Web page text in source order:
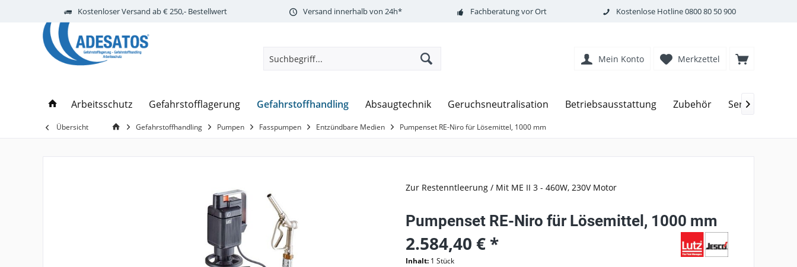
Kostenloser Versand ab € 250,- Bestellwert Versand innerhalb von 24h* Fachberatung vor Ort Kostenlose Hotline0800 80 50 900
Merkzettel
Mein Konto
Arbeitsschutz Gefahrstofflagerung Gefahrstoffhandling Absaugtechnik Geruchsneutralisation Betriebsausstattung Zubehör Service

Übersicht Gefahrstoffhandling Pumpen Fasspumpen Entzündbare Medien Pumpenset RE-Niro für Lösemittel, 1000 mm
Zur Restenntleerung / Mit ME II 3 - 460W, 230V Motor
Pumpenset RE-Niro für Lösemittel, 1000 mm
2.584,40 € *
Inhalt: 1 Stück